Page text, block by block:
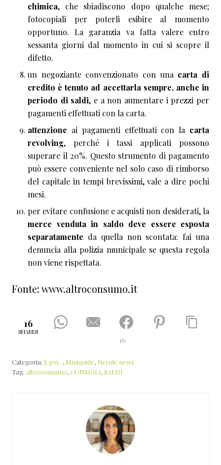
chimica, che sbiadiscono dopo qualche mese;
fotocopiali per poterli esibire al momento
opportuno. La garanzia va fatta valere entro
sessanta giorni dal momento in cui si scopre il
difetto.
un negoziante convenzionato con una carta di
credito è tenuto ad accettarla sempre, anche in
periodo di saldi, e a non aumentare i prezzi per
pagamenti effettuati con la carta.
attenzione ai pagamenti effettuati con la carta
revolving, perché i tassi applicati possono
superare il 20%. Questo strumento di pagamento
può essere conveniente nel solo caso di rimborso
del capitale in tempi brevissimi, vale a dire pochi
mesi.
per evitare confusione e acquisti non desiderati, la
merce venduta in saldo deve essere esposta
separatamente da quella non scontata: fai una
denuncia alla polizia municipale se questa regola
non viene rispettata.
Fonte: www.altroconsumo.it
16
SHARES
16
Categoria: E poi..., Miniguide, Piccole news
Tag: altroconsumo,CONSIGLI,SALDI